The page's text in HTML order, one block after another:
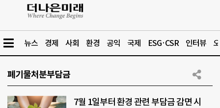
뉴스 경제 사회 환경 공익 국제 ESG·CSR 인터뷰
폐기물처분부담금
7월 1일부터 환경 관련 부담금 감면 시